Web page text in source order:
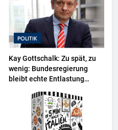
POLITIK
Kay Gottschalk: Zu spät, zu
wenig: Bundesregierung
bleibt echte Entlastung